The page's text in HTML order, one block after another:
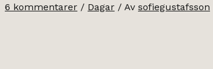
6 kommentarer / Dagar / Av sofiegustafsson